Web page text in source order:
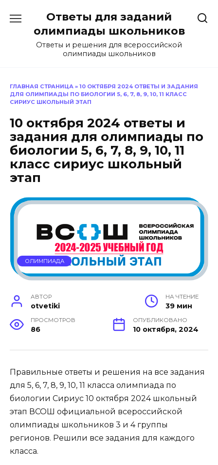
содержанию
Ответы для заданий
олимпиады школьников
Ответы и решения для всероссийской
олимпиады школьников
ГЛАВНАЯ СТРАНИЦА » 10 ОКТЯБРЯ 2024 ОТВЕТЫ И ЗАДАНИЯ
ДЛЯ ОЛИМПИАДЫ ПО БИОЛОГИИ 5, 6, 7, 8, 9, 10, 11 КЛАСС
СИРИУС ШКОЛЬНЫЙ ЭТАП
10 октября 2024 ответы и
задания для олимпиады по
биологии 5, 6, 7, 8, 9, 10, 11
класс сириус школьный
этап
ОЛИМПИАДА
АВТОР
otvetiki
НА ЧТЕНИЕ
39 мин
ПРОСМОТРОВ
86
ОПУБЛИКОВАНО
10 октября, 2024
Правильные ответы и решения на все задания
для 5, 6, 7, 8, 9, 10, 11 класса олимпиада по
биологии Сириус 10 октября 2024 школьный
этап ВСОШ официальной всероссийской
олимпиады школьников 3 и 4 группы
регионов. Решили все задания для каждого
класса.